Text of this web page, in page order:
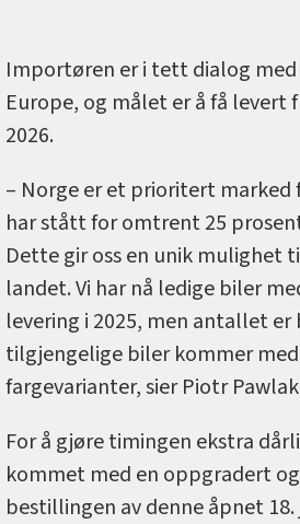
Importøren er i tett dialog
Europe, og målet er å få levert
2026.
– Norge er et prioritert marked
har stått for omtrent 25
Dette gir oss en unik mulighet
landet. Vi har nå ledige biler
levering i 2025, men antallet er
tilgjengelige biler kommer
fargevarianter, sier Piotr
For å gjøre timingen ekstra
kommet med en oppgradert
bestillingen av denne åpnet